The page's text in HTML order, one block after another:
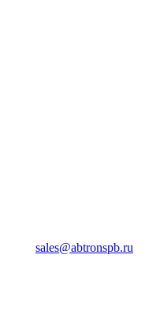
sales@abtronspb.ru